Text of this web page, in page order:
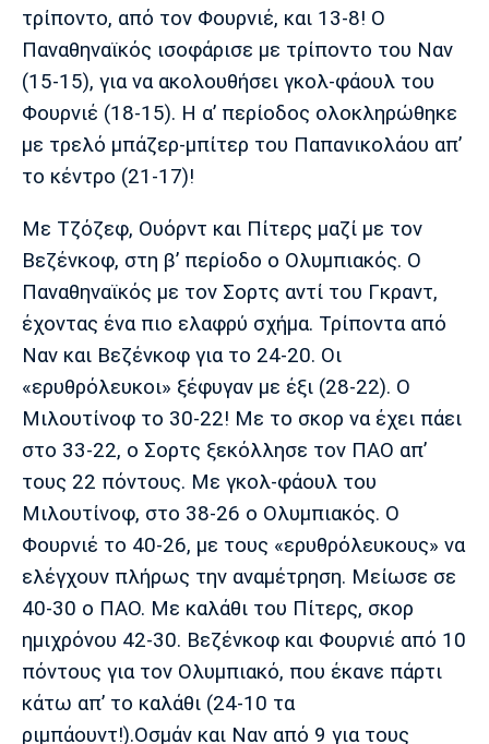
Μπορούσια
Ντόρτμουντ
Παρί Σεν
Ζερμέν
Μαρσέιγ
Μονακό
Πόρτο Μπενφίκα
τρίποντο, από τον Φουρνιέ, και 13-8! Ο
Παναθηναϊκός ισοφάρισε με τρίποντο του Ναν
(15-15), για να ακολουθήσει γκολ-φάουλ του
Φουρνιέ (18-15). Η α’ περίοδος ολοκληρώθηκε
με τρελό μπάζερ-μπίτερ του Παπανικολάου απ’
το κέντρο (21-17)!
Με Τζόζεφ, Ουόρντ και Πίτερς μαζί με τον
Βεζένκοφ, στη β’ περίοδο ο Ολυμπιακός. Ο
Παναθηναϊκός με τον Σορτς αντί του Γκραντ,
έχοντας ένα πιο ελαφρύ σχήμα. Τρίποντα από
Ναν και Βεζένκοφ για το 24-20. Οι
«ερυθρόλευκοι» ξέφυγαν με έξι (28-22). Ο
Μιλουτίνοφ το 30-22! Με το σκορ να έχει πάει
στο 33-22, ο Σορτς ξεκόλλησε τον ΠΑΟ απ’
τους 22 πόντους. Με γκολ-φάουλ του
Μιλουτίνοφ, στο 38-26 ο Ολυμπιακός. Ο
Φουρνιέ το 40-26, με τους «ερυθρόλευκους» να
ελέγχουν πλήρως την αναμέτρηση. Μείωσε σε
40-30 ο ΠΑΟ. Με καλάθι του Πίτερς, σκορ
ημιχρόνου 42-30. Βεζένκοφ και Φουρνιέ από 10
πόντους για τον Ολυμπιακό, που έκανε πάρτι
κάτω απ’ το καλάθι (24-10 τα
ριμπάουντ!).Οσμάν και Ναν από 9 για τους